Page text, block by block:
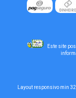
Este site
Layout responsivo min